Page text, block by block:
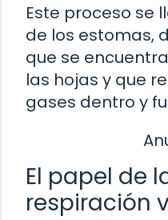
Este proceso se
de los estomas,
que se
las hojas y que
gases dentro y
El papel de
respiración